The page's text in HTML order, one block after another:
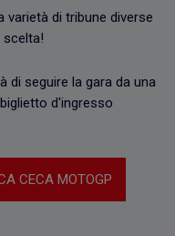
varietà di tribune diverse
scelta!
di seguire la gara da una
d'ingresso
CECA MOTOGP